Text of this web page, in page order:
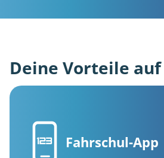
Deine Vorteile
Fahrschul-App